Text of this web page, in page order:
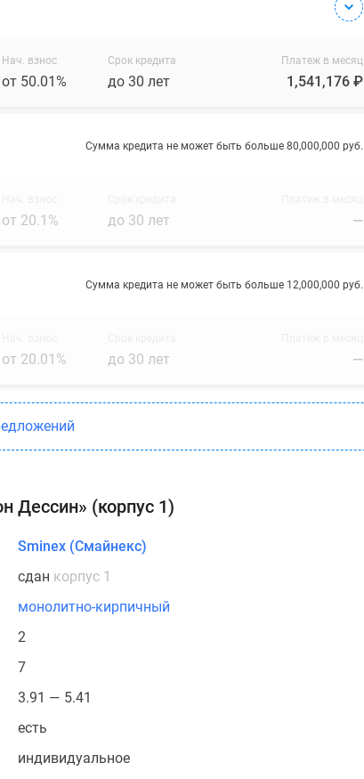
Нач. взнос
от 50.01%
Срок кредита
до 30 лет
Платеж в месяц
1,541,176 ₽
Сумма кредита не может быть больше 80,000,000 руб.
от 20.1% до 30 лет —
Сумма кредита не может быть больше 12,000,000 руб.
от 20.01% до 30 лет —
Дессин» (корпус 1)
Sminex (Смайнекс)
сдан корпус 1
монолитно-кирпичный
2
7
3.91 — 5.41
есть
индивидуальное